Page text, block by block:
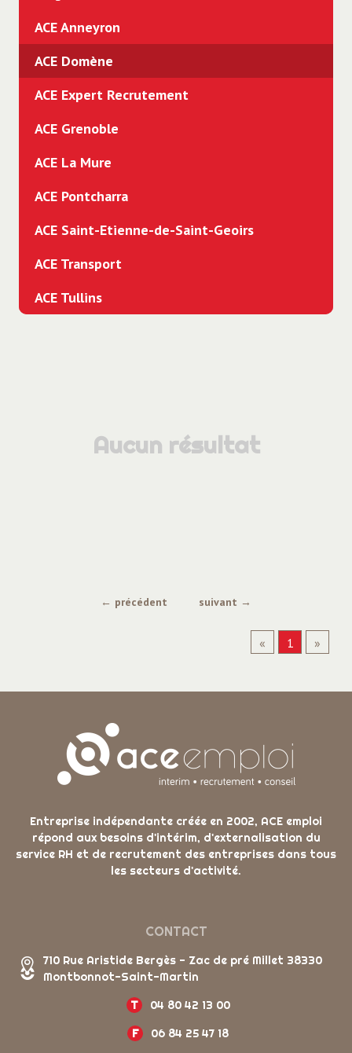
Aucun résultat
ACE Anneyron
ACE Domène
ACE Expert Recrutement
ACE Grenoble
ACE La Mure
ACE Pontcharra
ACE Saint-Etienne-de-Saint-Geoirs
ACE Transport
ACE Tullins
← précédent suivant →
« 1 »
Entreprise indépendante créée en 2002, ACE emploi
répond aux besoins d'intérim, d'externalisation du
service RH et de recrutement des entreprises dans tous
les secteurs d'activité.
CONTACT
710 Rue Aristide Bergès - Zac de pré Millet 38330
Montbonnot-Saint-Martin
T
04 80 42 13 00
F
06 84 25 47 18